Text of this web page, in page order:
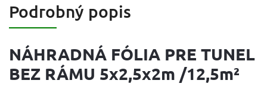
Podrobný popis
NÁHRADNÁ FÓLIA PRE TUNEL
BEZ RÁMU 5x2,5x2m /12,5m²